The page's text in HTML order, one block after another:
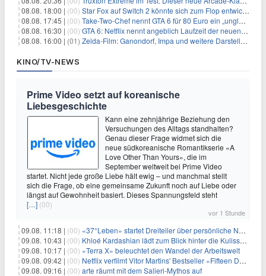
08.08. 18:00 | (00) Star Fox auf Switch 2 könnte sich zum Flop entwickeln
08.08. 17:45 | (00) Take-Two-Chef nennt GTA 6 für 80 Euro ein „unglaubliches Schnäppchen“
08.08. 16:30 | (00) GTA 6: Netflix nennt angeblich Laufzeit der neuen Gameplay-Präsentation
08.08. 16:00 | (01) Zelda-Film: Ganondorf, Impa und weitere Darsteller sollen feststehen
KINO/TV-NEWS
Prime Video setzt auf koreanische
Liebesgeschichte
Kann eine zehnjährige Beziehung den
Versuchungen des Alltags standhalten?
Genau dieser Frage widmet sich die
neue südkoreanische Romantikserie «A
Love Other Than Yours», die im
September weltweit bei Prime Video
startet. Nicht jede große Liebe hält ewig – und manchmal stellt
sich die Frage, ob eine gemeinsame Zukunft noch auf Liebe oder
längst auf Gewohnheit basiert. Dieses Spannungsfeld steht
[…] (00)
vor 1 Stunde
09.08. 11:18 | (00) «37°Leben» startet Dreiteiler über persönliche Neuanfänge
09.08. 10:43 | (00) Khloé Kardashian lädt zum Blick hinter die Kulissen ihres Freundeskreises
09.08. 10:17 | (00) «Terra X» beleuchtet den Wandel der Arbeitswelt
09.08. 09:42 | (00) Netflix verfilmt Vitor Martins' Bestseller «Fifteen Days»
09.08. 09:16 | (00) arte räumt mit dem Salieri-Mythos auf